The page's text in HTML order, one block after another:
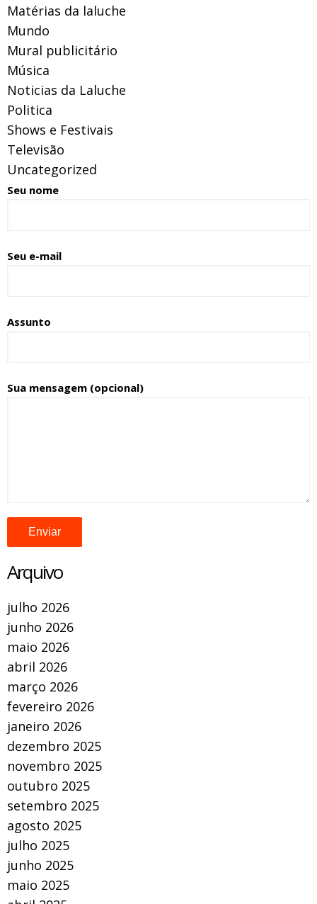
Matérias da laluche
Mundo
Mural publicitário
Música
Noticias da Laluche
Politica
Shows e Festivais
Televisão
Uncategorized
Seu nome
Seu e-mail
Assunto
Sua mensagem (opcional)
Arquivo
julho 2026
junho 2026
maio 2026
abril 2026
março 2026
fevereiro 2026
janeiro 2026
dezembro 2025
novembro 2025
outubro 2025
setembro 2025
agosto 2025
julho 2025
junho 2025
maio 2025